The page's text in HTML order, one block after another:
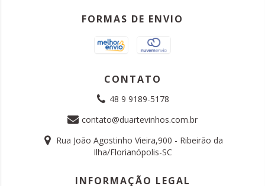
FORMAS DE ENVIO
CONTATO
48 9 9189-5178
contato@duartevinhos.com.br
Rua João Agostinho Vieira,900 - Ribeirão da
Ilha/Florianópolis-SC
INFORMAÇÃO LEGAL